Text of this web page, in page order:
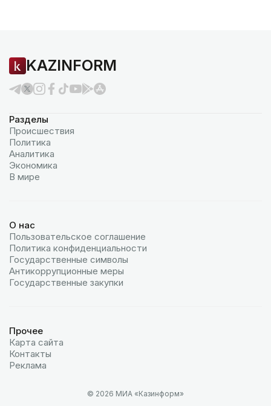
KAZINFORM
Разделы
Происшествия
Политика
Аналитика
Экономика
В мире
О нас
Пользовательское соглашение
Политика конфиденциальности
Государственные символы
Антикоррупционные меры
Государственные закупки
Прочее
Карта сайта
Контакты
Реклама
© 2026 МИА «Казинформ»